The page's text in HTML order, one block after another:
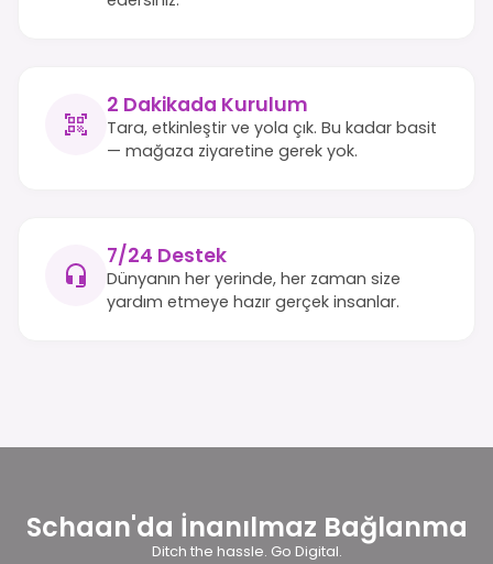
2 Dakikada Kurulum
Tara, etkinleştir ve yola çık. Bu kadar basit
— mağaza ziyaretine gerek yok.
7/24 Destek
Dünyanın her yerinde, her zaman size
yardım etmeye hazır gerçek insanlar.
Schaan'da İnanılmaz Bağlanma
Ditch the hassle. Go Digital.